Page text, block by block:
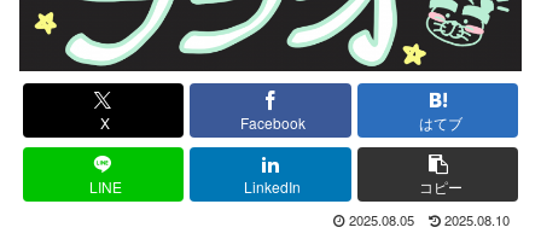
X Facebook はてブ
LINE LinkedIn コピー
2025.08.05 2025.08.10